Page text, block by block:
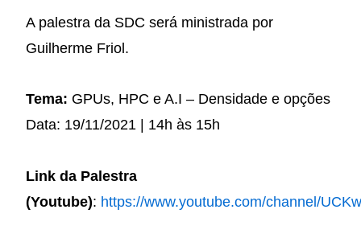
A palestra da SDC será ministrada por
Guilherme Friol.
Tema: GPUs, HPC e A.I – Densidade e opções
Data: 19/11/2021 | 14h às 15h
Link da Palestra
(Youtube): https://www.youtube.com/channel/